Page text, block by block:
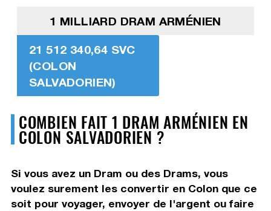
1 MILLIARD DRAM ARMÉNIEN
21 512 340,64 SVC
(COLON
SALVADORIEN)
COMBIEN FAIT 1 DRAM ARMÉNIEN EN
COLON SALVADORIEN ?
Si vous avez un Dram ou des Drams, vous
voulez surement les convertir en Colon que ce
soit pour voyager, envoyer de l'argent ou faire